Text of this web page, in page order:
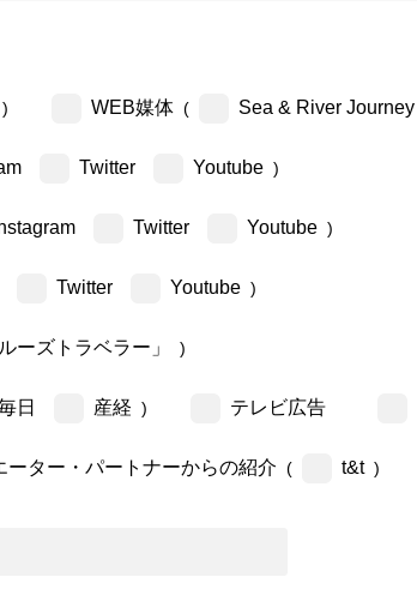
) WEB媒体 ( Sea & River Journey
Twitter Youtube )
Twitter Youtube )
Twitter Youtube )
ーズトラベラー」 )
日 産経 ) テレビ広告
ーター・パートナーからの紹介 ( t&t )